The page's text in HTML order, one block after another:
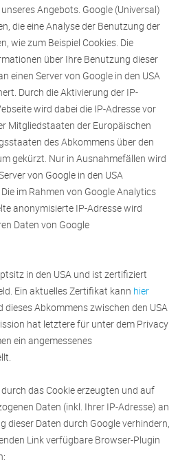
Angebots. Google (Universal)
die eine Analyse der Benutzung der
wie zum Beispiel Cookies. Die
über Ihre Benutzung dieser
einen Server von Google in den USA
Durch die Aktivierung der IP-
wird dabei die IP-Adresse vor
Mitgliedstaaten der Europäischen
des Abkommens über den
gekürzt. Nur in Ausnahmefällen wird
von Google in den USA
im Rahmen von Google Analytics
anonymisierte IP-Adresse wird
Daten von Google
in den USA und ist zertifiziert
Ein aktuelles Zertifikat kann hier
Abkommens zwischen den USA
hat letztere für unter dem Privacy
ein angemessenes
das Cookie erzeugten und auf
Daten (inkl. Ihrer IP-Adresse) an
dieser Daten durch Google verhindern,
Link verfügbare Browser-Plugin